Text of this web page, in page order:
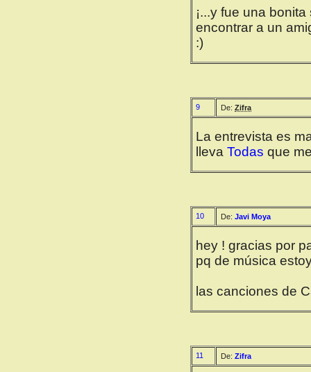
¡...y fue una
encontrar a un
:)
9 De: Zifra
La entrevista es
lleva Todas que
10 De: Javi Moya
hey ! gracias por
pq de música
las canciones de
11 De: Zifra